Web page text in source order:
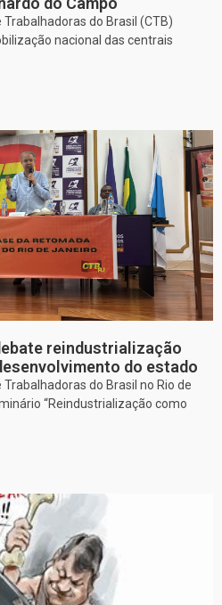
do Brasil (CTB)
nacional das centrais
reindustrialização
do estado
do Brasil no Rio de
“Reindustrialização como